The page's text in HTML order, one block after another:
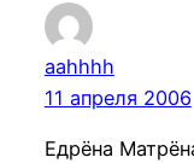
aahhhh
11 апреля 2006
Едрёна